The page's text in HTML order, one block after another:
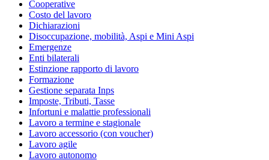
Cooperative
Costo del lavoro
Dichiarazioni
Disoccupazione, mobilità, Aspi e Mini Aspi
Emergenze
Enti bilaterali
Estinzione rapporto di lavoro
Formazione
Gestione separata Inps
Imposte, Tributi, Tasse
Infortuni e malattie professionali
Lavoro a termine e stagionale
Lavoro accessorio (con voucher)
Lavoro agile
Lavoro autonomo